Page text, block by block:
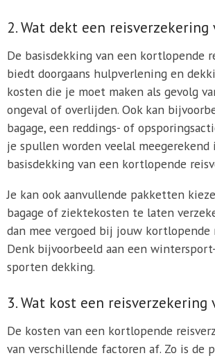
2. Wat dekt een reisverzekering
De basisdekking van een kortlopende
biedt doorgaans hulpverlening en
kosten die je moet maken als gevolg
ongeval of overlijden. Ook kan
bagage, een reddings- of
je spullen worden veelal meegerekend
basisdekking van een kortlopende
Je kan ook aanvullende pakketten
bagage of ziektekosten te laten
dan mee vergoed bij jouw kortlopende
Denk bijvoorbeeld aan een
sporten dekking.
3. Wat kost een reisverzekering
De kosten van een kortlopende
van verschillende factoren af. Zo is de